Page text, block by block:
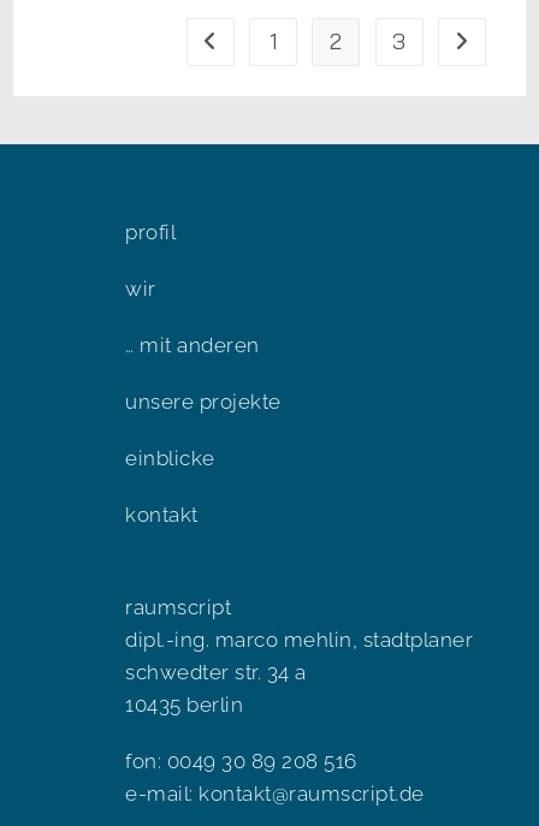
1 2 3
profil
wir
… mit anderen
unsere projekte
einblicke
kontakt
raumscript
dipl.-ing. marco mehlin, stadtplaner
schwedter str. 34 a
10435 berlin
fon: 0049 30 89 208 516
e-mail: kontakt@raumscript.de